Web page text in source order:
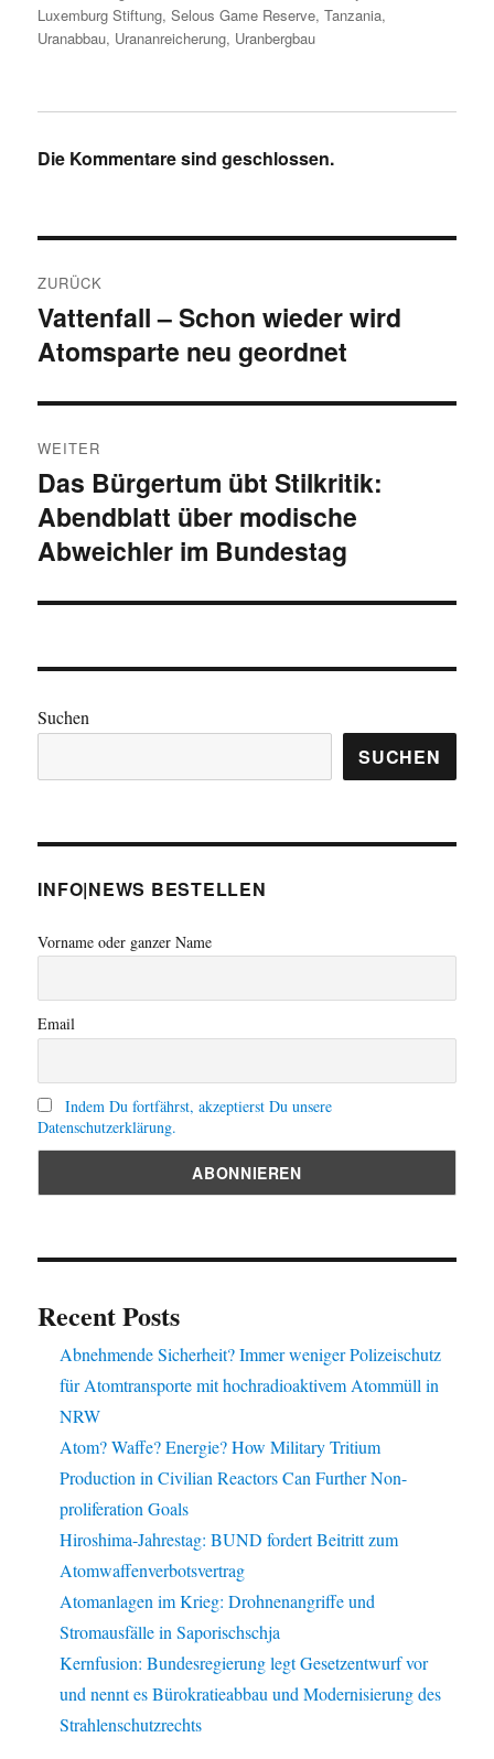
Luxemburg Stiftung,Selous Game Reserve,Tanzania,
Uranabbau, Urananreicherung, Uranbergbau
Die Kommentare sind geschlossen.
ZURÜCK
Vorheriger
Beitrag:
Vattenfall – Schon wieder wird
Atomsparte neu geordnet
WEITER
Nächster
Beitrag:
Das Bürgertum übt Stilkritik:
Abendblatt über modische
Abweichler im Bundestag
Suchen
SUCHEN
INFO|NEWS BESTELLEN
Vorname oder ganzer Name
Email
Indem Du fortfährst, akzeptierst Du unsere
Datenschutzerklärung.
Recent Posts
Abnehmende Sicherheit? Immer weniger Polizeischutz
für Atomtransporte mit hochradioaktivem Atommüll in
NRW
Atom? Waffe? Energie? How Military Tritium
Production in Civilian Reactors Can Further Non-
proliferation Goals
Hiroshima-Jahrestag: BUND fordert Beitritt zum
Atomwaffenverbotsvertrag
Atomanlagen im Krieg: Drohnenangriffe und
Stromausfälle in Saporischschja
Kernfusion: Bundesregierung legt Gesetzentwurf vor
und nennt es Bürokratieabbau und Modernisierung des
Strahlenschutzrechts